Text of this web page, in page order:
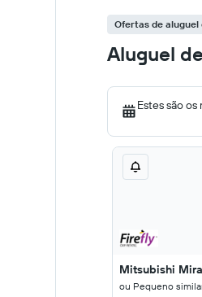
Ofertas de aluguel
Aluguel
Estes são
Mitsubishi
ou Pequeno